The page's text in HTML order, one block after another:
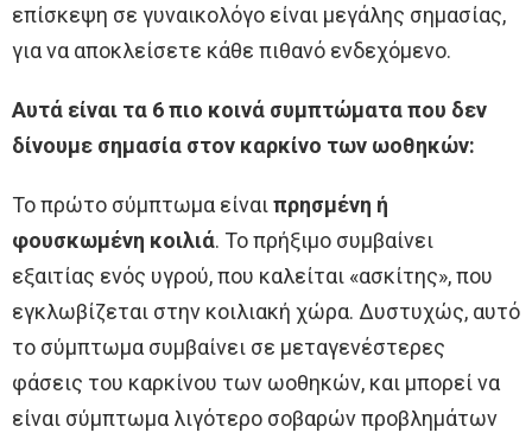
επίσκεψη σε γυναικολόγο είναι μεγάλης σημασίας,
για να αποκλείσετε κάθε πιθανό ενδεχόμενο.
Αυτά είναι τα 6 πιο κοινά συμπτώματα που δεν
δίνουμε σημασία στον καρκίνο των ωοθηκών:
Το πρώτο σύμπτωμα είναιπρησμένη ή
φουσκωμένη κοιλιά. Το πρήξιμο συμβαίνει
εξαιτίας ενός υγρού, που καλείται «ασκίτης», που
εγκλωβίζεται στην κοιλιακή χώρα. Δυστυχώς, αυτό
το σύμπτωμα συμβαίνει σε μεταγενέστερες
φάσεις του καρκίνου των ωοθηκών, και μπορεί να
είναι σύμπτωμα λιγότερο σοβαρών προβλημάτων